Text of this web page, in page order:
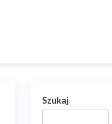
Szukaj